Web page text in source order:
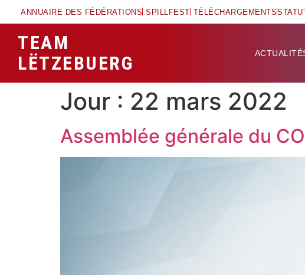
ANNUAIRE DES FÉDÉRATIONS SPILLFEST TÉLÉCHARGEMENTS
TEAM
LËTZEBUERG
Jour : 22 mars 2022
Assemblée générale du